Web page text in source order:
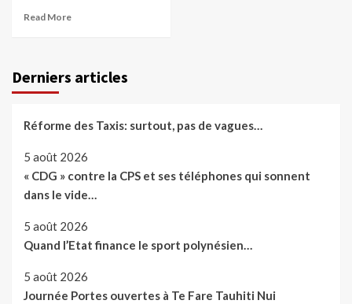
Read More
Derniers articles
Réforme des Taxis: surtout, pas de vagues…
5 août 2026
« CDG » contre la CPS et ses téléphones qui sonnent
dans le vide…
5 août 2026
Quand l’Etat finance le sport polynésien…
5 août 2026
Journée Portes ouvertes à Te Fare Tauhiti Nui